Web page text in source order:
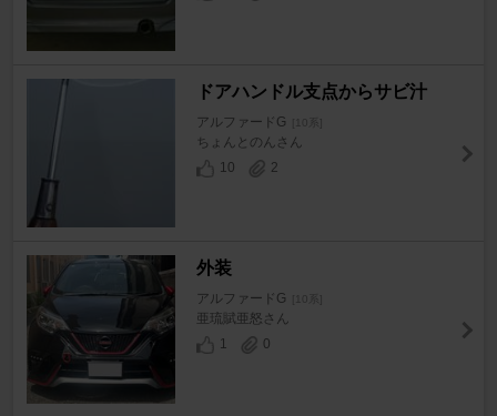
ドアハンドル支点からサビ汁
アルファードG [10系]
ちょんとのんさん
10
2
外装
アルファードG [10系]
亜琉賦亜怒さん
1
0